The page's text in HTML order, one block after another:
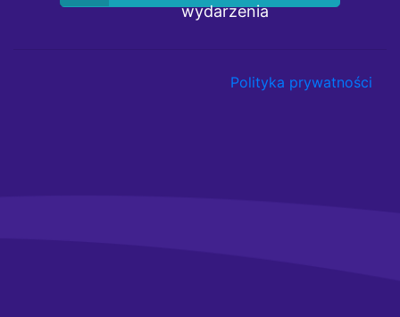
wydarzenia
Polityka prywatności